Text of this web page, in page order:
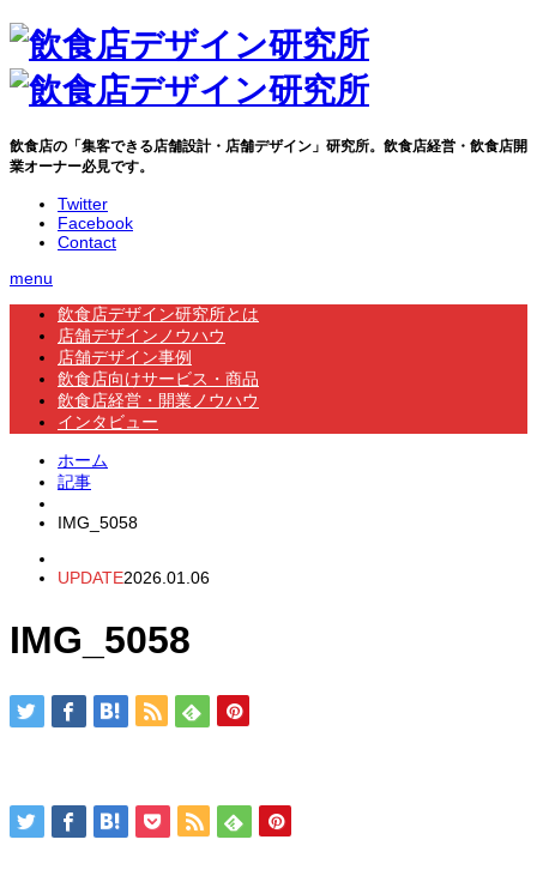
飲食店の「集客できる店舗設計・店舗デザイン」研究所。飲食店経営・飲食店開
業オーナー必見です。
Twitter
Facebook
Contact
menu
飲食店デザイン研究所とは
店舗デザインノウハウ
店舗デザイン事例
飲食店向けサービス・商品
飲食店経営・開業ノウハウ
インタビュー
ホーム
記事
IMG_5058
UPDATE2026.01.06
IMG_5058